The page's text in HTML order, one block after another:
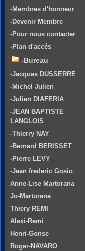
-Membres d'honneur
-Devenir Membre
-Pour nous contacter
-Plan d'accés
-Bureau
-Jacques DUSSERRE
-Michel Julien
-Julien DIAFERIA
-JEAN BAPTISTE
LANGLOIS
-Thierry NAY
-Bernard BERISSET
-Pierre LEVY
-Jean frederic Gosio
Anne-Lise Martorana
Jo-Martorana
Thiery REMI
Alexi-Remi
Henri-Gonse
Roger-NAVARO